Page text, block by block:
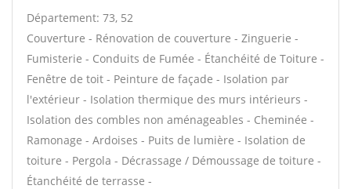
Département: 73, 52
Couverture - Rénovation de couverture - Zinguerie -
Fumisterie - Conduits de Fumée - Étanchéité de Toiture -
Fenêtre de toit - Peinture de façade - Isolation par
l'extérieur - Isolation thermique des murs intérieurs -
Isolation des combles non aménageables - Cheminée -
Ramonage - Ardoises - Puits de lumière - Isolation de
toiture - Pergola - Décrassage / Démoussage de toiture -
Étanchéité de terrasse -